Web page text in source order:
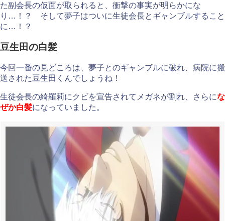
た副会長の仮面が取られると、衝撃の事実が明らかにな
り…！？ そして夢子はついに生徒会長とギャンブルすること
に…！？
豆生田の白髪
今回一番の見どころは、夢子とのギャンブルに破れ、病院に搬
送された豆生田くんでしょうね！
生徒会長の綺羅莉にクビを宣告されてメガネが割れ、さらにな
ぜか白髪になっていました。